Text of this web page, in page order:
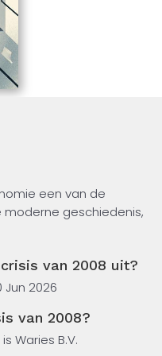
een van de
geschiedenis,
overheden en
risicovolle
Staten tot de
banken,
de maatregelen die
van 2008 uit?
Jun 2026
van 2008?
Waries B.V.